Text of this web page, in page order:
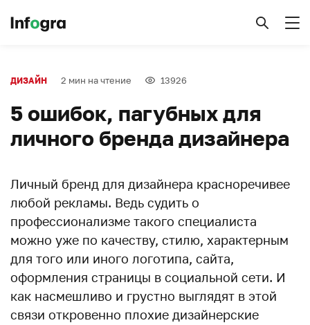
ДИЗАЙН 2 мин на чтение 13926
5 ошибок, пагубных для
личного бренда дизайнера
Личный бренд для дизайнера красноречивее
любой рекламы. Ведь судить о
профессионализме такого специалиста
можно уже по качеству, стилю, характерным
для того или иного логотипа, сайта,
оформления страницы в социальной сети. И
как насмешливо и грустно выглядят в этой
связи откровенно плохие дизайнерские